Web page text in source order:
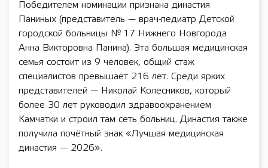
Победителем номинации признана династия
Паниных (представитель — врач-педиатр Детской
городской больницы № 17 Нижнего Новгорода
Анна Викторовна Панина). Эта большая медицинская
семья состоит из 9 человек, общий стаж
специалистов превышает 216 лет. Среди ярких
представителей — Николай Колесников, который
более 30 лет руководил здравоохранением
Камчатки и строил там сеть больниц. Династия также
получила почётный знак «Лучшая медицинская
династия — 2026».